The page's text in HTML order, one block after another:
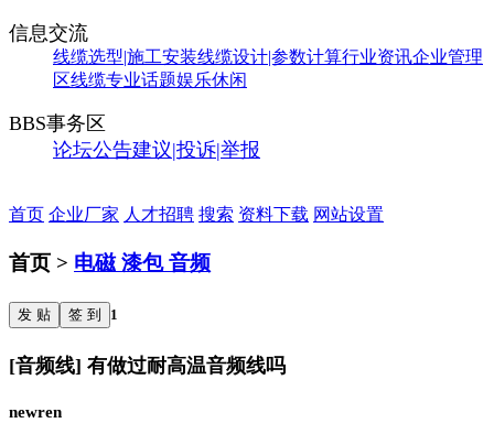
信息交流
线缆选型|施工安装线缆设计|参数计算行业资讯企业管理
区线缆专业话题娱乐休闲
BBS事务区
论坛公告建议|投诉|举报
首页 企业厂家 人才招聘 搜索 资料下载 网站设置
首页 > 电磁 漆包 音频
发 贴 签 到 1
[音频线] 有做过耐高温音频线吗
newren